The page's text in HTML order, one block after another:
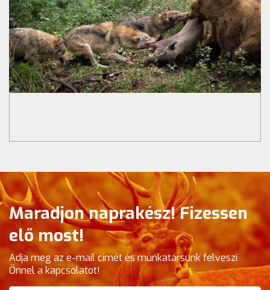
Maradjon naprakész! Fizessen
elő most!
Adja meg az e-mail címét és munkatársunk felveszi
Önnel a kapcsolatot!